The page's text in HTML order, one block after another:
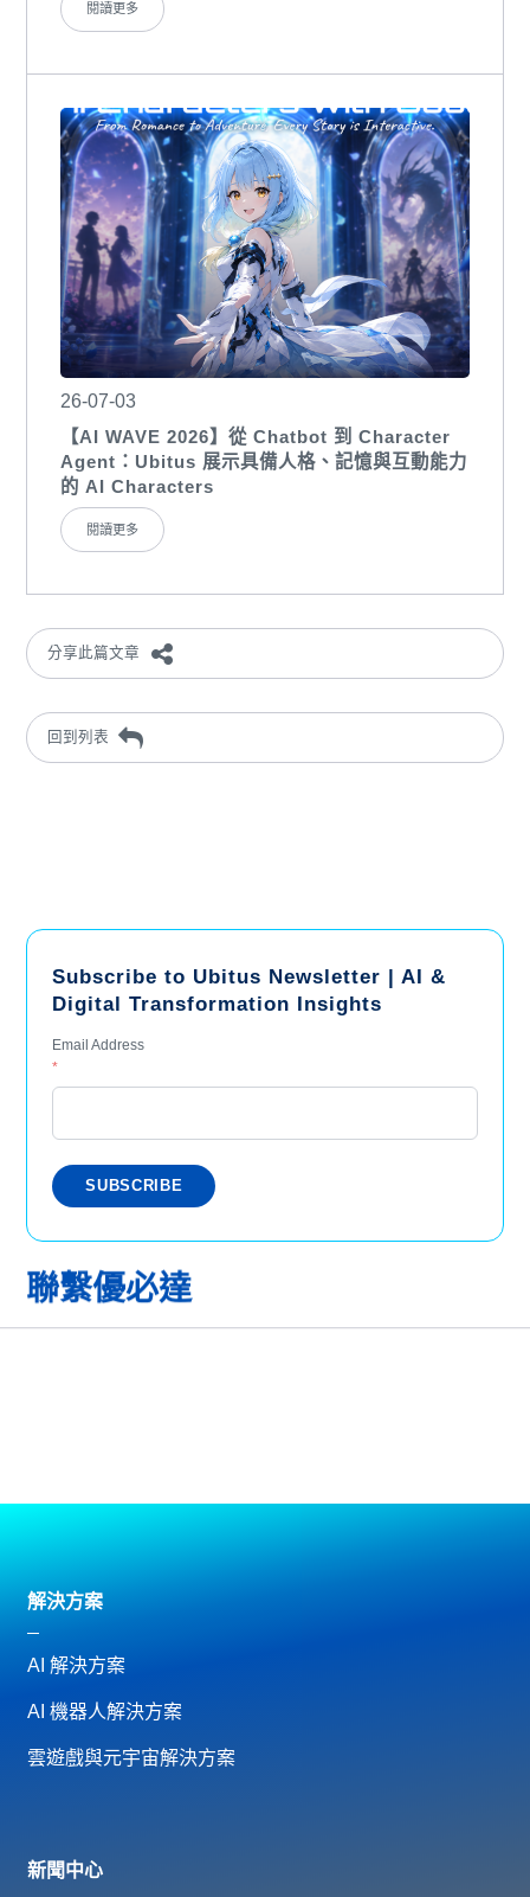
閱讀更多
26-07-03
【AI WAVE 2026】從 Chatbot 到 Character
Agent：Ubitus 展示具備人格、記憶與互動能力
的 AI Characters
閱讀更多
分享此篇文章
回到列表
Subscribe to Ubitus Newsletter | AI &
Digital Transformation Insights
Email Address
*
聯繫優必達
解決方案
AI 解決方案
AI 機器人解決方案
雲遊戲與元宇宙解決方案
新聞中心